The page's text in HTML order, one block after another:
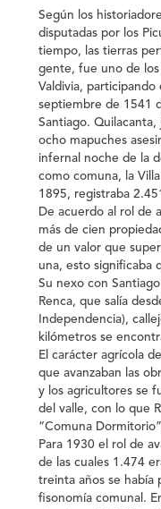
Según los
disputadas por los
tiempo, las tierras
gente, fue uno de los
Valdivia,
septiembre de 1541
Santiago.
ocho mapuches
infernal noche de la
como comuna, la
1895, registraba
De acuerdo al rol de
más de cien
de un valor que
una, esto significaba
Su nexo con
Renca, que salía
Independencia),
kilómetros se
El carácter agrícola
que avanzaban las
y los agricultores se
del valle, con lo que
“Comuna
Para 1930 el rol de
de las cuales 1.474
treinta años se había
fisonomía comunal.